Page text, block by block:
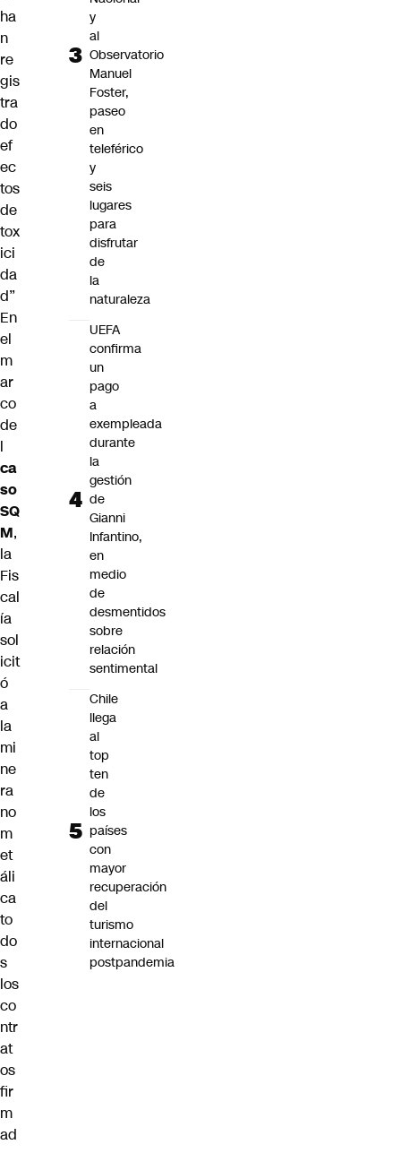
ha
n
re
gis
tra
do
ef
ec
tos
de
tox
ici
da
d”
En
el
m
ar
co
de
l
ca
so
SQ
M,
la
Fis
cal
ía
sol
icit
ó
a
la
mi
ne
ra
no
m
et
áli
ca
to
do
s
los
co
ntr
at
os
fir
m
ad
y
al
Observatorio
Manuel
Foster,
paseo
en
teleférico
y
seis
lugares
para
disfrutar
de
la
naturaleza
UEFA
confirma
un
pago
a
exempleada
durante
la
gestión
de
Gianni
Infantino,
en
medio
de
desmentidos
sobre
relación
sentimental
Chile
llega
al
top
ten
de
los
países
con
mayor
recuperación
del
turismo
internacional
postpandemia